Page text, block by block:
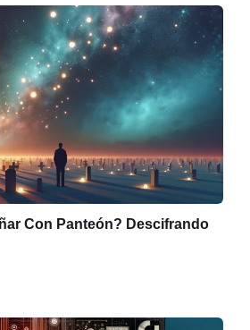
Con Panteón? Descifrando